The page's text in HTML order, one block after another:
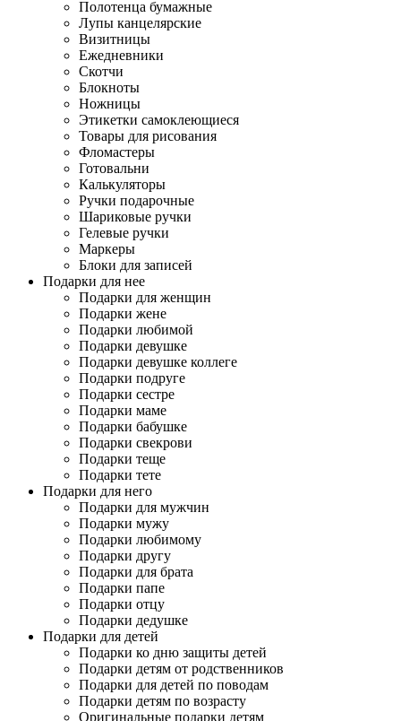
Полотенца бумажные
Лупы канцелярские
Визитницы
Ежедневники
Скотчи
Блокноты
Ножницы
Этикетки самоклеющиеся
Товары для рисования
Фломастеры
Готовальни
Калькуляторы
Ручки подарочные
Шариковые ручки
Гелевые ручки
Маркеры
Блоки для записей
Подарки для нее
Подарки для женщин
Подарки жене
Подарки любимой
Подарки девушке
Подарки девушке коллеге
Подарки подруге
Подарки сестре
Подарки маме
Подарки бабушке
Подарки свекрови
Подарки теще
Подарки тете
Подарки для него
Подарки для мужчин
Подарки мужу
Подарки любимому
Подарки другу
Подарки для брата
Подарки папе
Подарки отцу
Подарки дедушке
Подарки для детей
Подарки ко дню защиты детей
Подарки детям от родственников
Подарки для детей по поводам
Подарки детям по возрасту
Оригинальные подарки детям